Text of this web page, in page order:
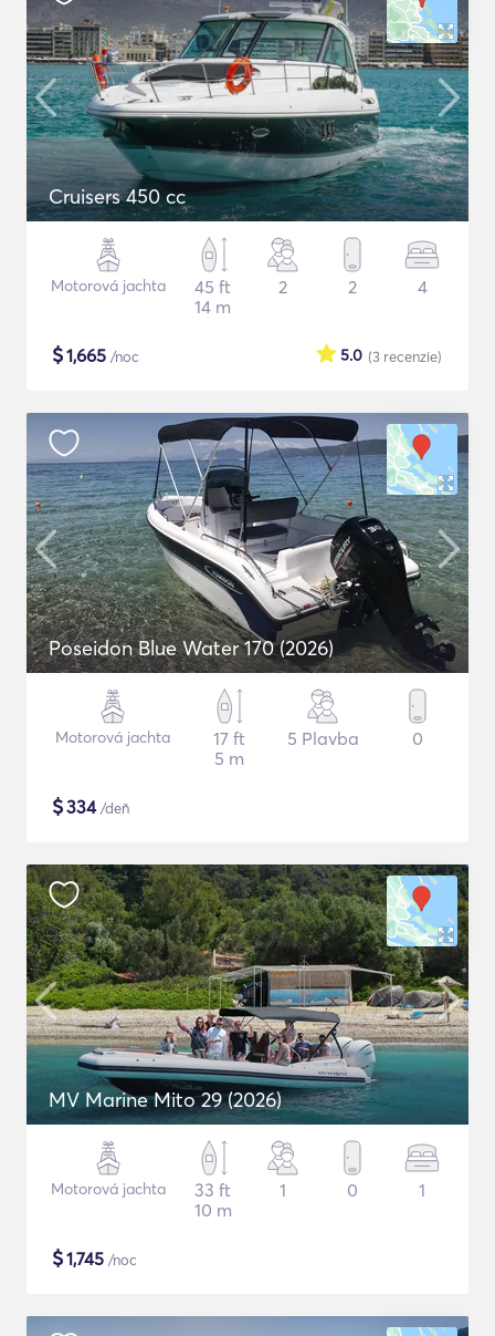
Cruisers 450 cc
Motorová jachta
45 ft
14 m
2 2 4
$1,665 /noc (3 recenzie)
5.0
Poseidon Blue Water 170 (2026)
Motorová jachta
17 ft
5 m
5 Plavba 0
$334/deň
MV Marine Mito 29 (2026)
Motorová jachta
33 ft
10 m
1 0 1
$1,745 /noc